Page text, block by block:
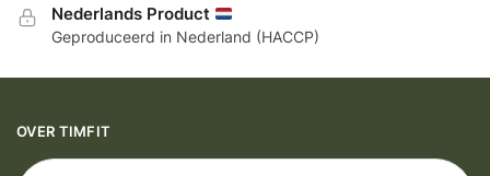
Nederlands Product
Geproduceerd in Nederland (HACCP)
OVER TIMFIT